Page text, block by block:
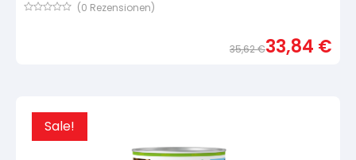
(0 Rezensionen)
35,62€33,84 €
Sale!